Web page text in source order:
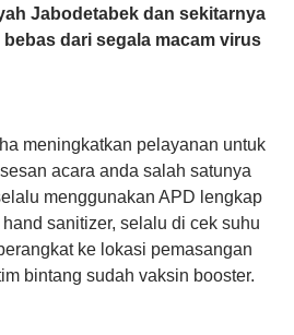
Jabodetabek dan sekitarnya
dari segala macam virus
meningkatkan pelayanan untuk
acara anda salah satunya
menggunakan APD lengkap
sanitizer, selalu di cek suhu
ke lokasi pemasangan
bintang sudah vaksin booster.